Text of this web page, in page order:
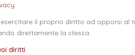
il proprio diritto ad opporsi
direttamente la stessa.
diritti